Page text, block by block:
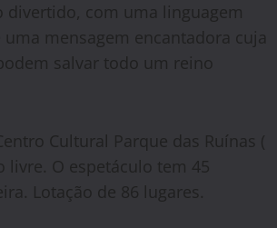
com uma linguagem
mensagem encantadora cuja
salvar todo um reino
Cultural Parque das Ruínas (
livre. O espetáculo tem 45
Lotação de 86 lugares.